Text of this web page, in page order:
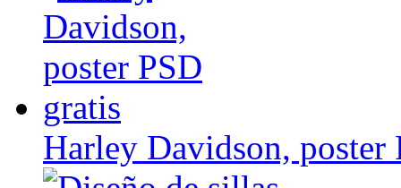
Harley Davidson, poster